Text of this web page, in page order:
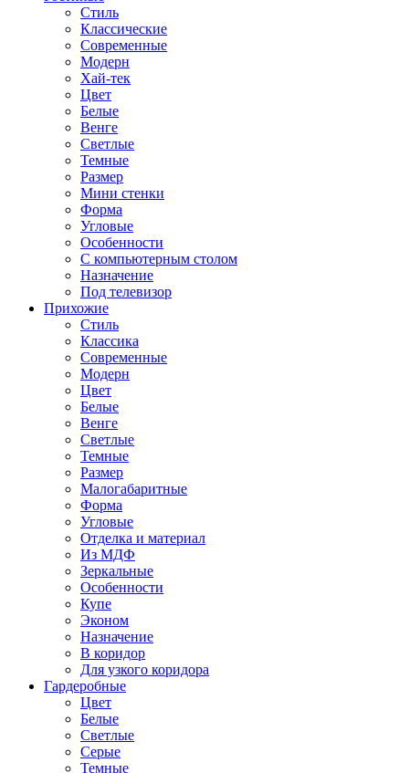
Стиль
Классические
Современные
Модерн
Хай-тек
Цвет
Белые
Венге
Светлые
Темные
Размер
Мини стенки
Форма
Угловые
Особенности
С компьютерным столом
Назначение
Под телевизор
Прихожие
Стиль
Классика
Современные
Модерн
Цвет
Белые
Венге
Светлые
Темные
Размер
Малогабаритные
Форма
Угловые
Отделка и материал
Из МДФ
Зеркальные
Особенности
Купе
Эконом
Назначение
В коридор
Для узкого коридора
Гардеробные
Цвет
Белые
Светлые
Серые
Темные